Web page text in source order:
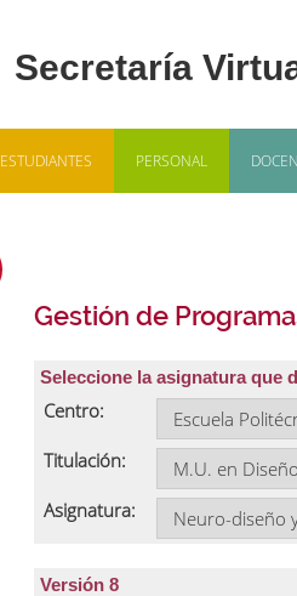
ESTUDIANTES PERSONAL
Gestión de
Seleccione la asignatura que
Centro:
Titulación:
Asignatura:
Versión 8